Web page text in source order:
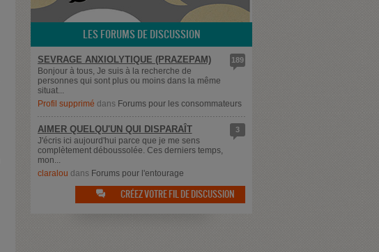
LES FORUMS DE DISCUSSION
189
SEVRAGE ANXIOLYTIQUE (PRAZEPAM)
Bonjour à tous, Je suis à la recherche de
personnes qui sont plus ou moins dans la même
situat...
Profil supprimé dans Forums pour les consommateurs
3
AIMER QUELQU'UN QUI DISPARAÎT
J'écris ici aujourd'hui parce que je me sens
complètement déboussolée. Ces derniers temps,
mon...
claralou dans Forums pour l'entourage
 CRÉEZ VOTRE FIL DE DISCUSSION